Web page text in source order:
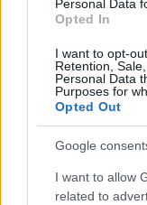
Personal Data
Opted In
I want to opt-
Retention,
Personal Data
Purposes for
Opted Out
Google
I want to allow
related to
ΠΟΛΙΤΙΚΗ 13/10/2024
Γκλέτσος: «Αν
θα διαγραφεί